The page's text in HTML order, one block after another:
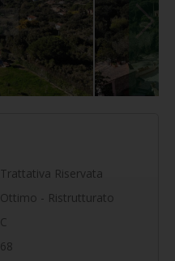
Trattativa Riservata
Ottimo - Ristrutturato
C
68